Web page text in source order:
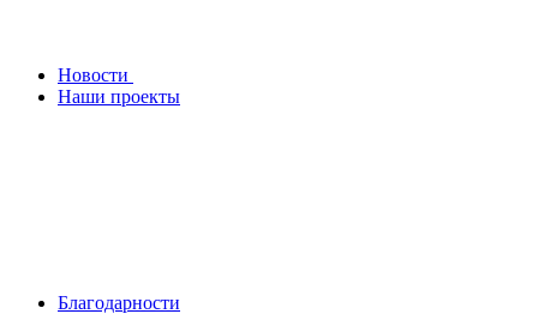
Новости
Наши проекты
Благодарности